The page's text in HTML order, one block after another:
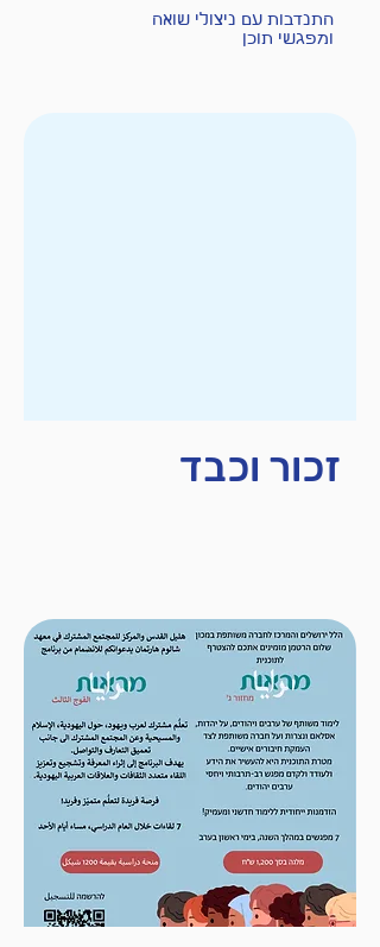
התנדבות עם ניצולי שואה
ומפגשי תוכן
זכור וכבד